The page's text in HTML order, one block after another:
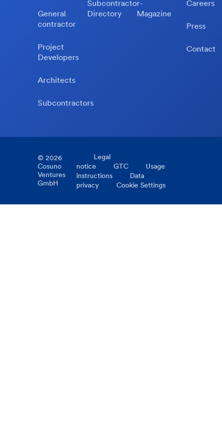
General
contractor
Project
Developers
Architects
Subcontractors
Subcontractor-
Directory
Magazine
Careers
Press
Contact
© 2026
Cosuno
Ventures
GmbH
Legal
notice
GTC
Usage
instructions
Data
privacy
Cookie Settings